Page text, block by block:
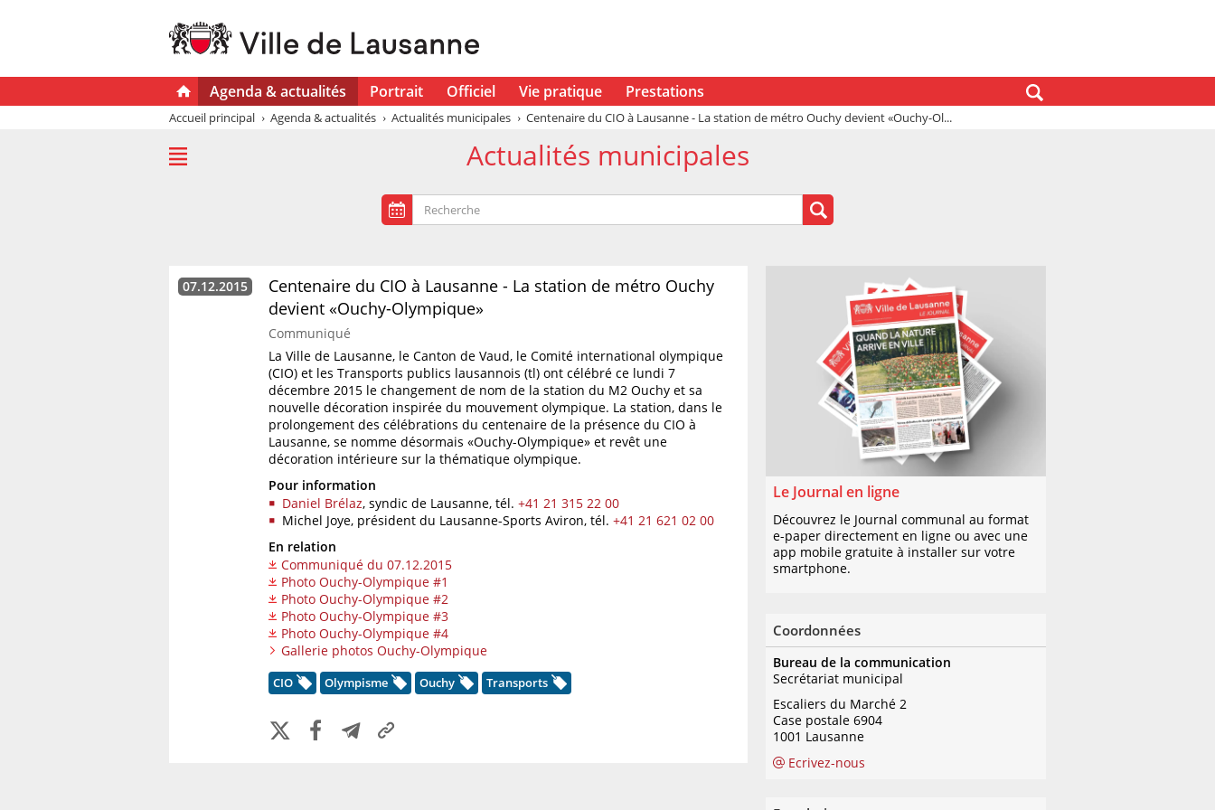
Agenda & actualités Portrait Officiel Vie pratique Prestations
Accueil principal Agenda & actualités Actualités municipales Centenaire du CIO à Lausanne - La station de métro Ouchy devient «Ouchy-Ol...
Actualités municipales
07.12.2015
Centenaire du CIO à Lausanne - La station de métro Ouchy
devient «Ouchy-Olympique»
Communiqué
La Ville de Lausanne, le Canton de Vaud, le Comité international olympique
(CIO) et les Transports publics lausannois (tl) ont célébré ce lundi 7
décembre 2015 le changement de nom de la station du M2 Ouchy et sa
nouvelle décoration inspirée du mouvement olympique. La station, dans le
prolongement des célébrations du centenaire de la présence du CIO à
Lausanne, se nomme désormais «Ouchy-Olympique» et revêt une
décoration intérieure sur la thématique olympique.
Pour information
Daniel Brélaz, syndic de Lausanne, tél. +41 21 315 22 00
Michel Joye, président du Lausanne-Sports Aviron, tél. +41 21 621 02 00
En relation
Communiqué du 07.12.2015
Photo Ouchy-Olympique #1
Photo Ouchy-Olympique #2
Photo Ouchy-Olympique #3
Photo Ouchy-Olympique #4
Gallerie photos Ouchy-Olympique
CIO Olympisme Ouchy Transports
Le Journal en ligne
Découvrez le Journal communal au format
e-paper directement en ligne ou avec une
app mobile gratuite à installer sur votre
smartphone.
Coordonnées
Bureau de la communication
Secrétariat municipal
Escaliers du Marché 2
Case postale 6904
1001 Lausanne
Ecrivez-nous